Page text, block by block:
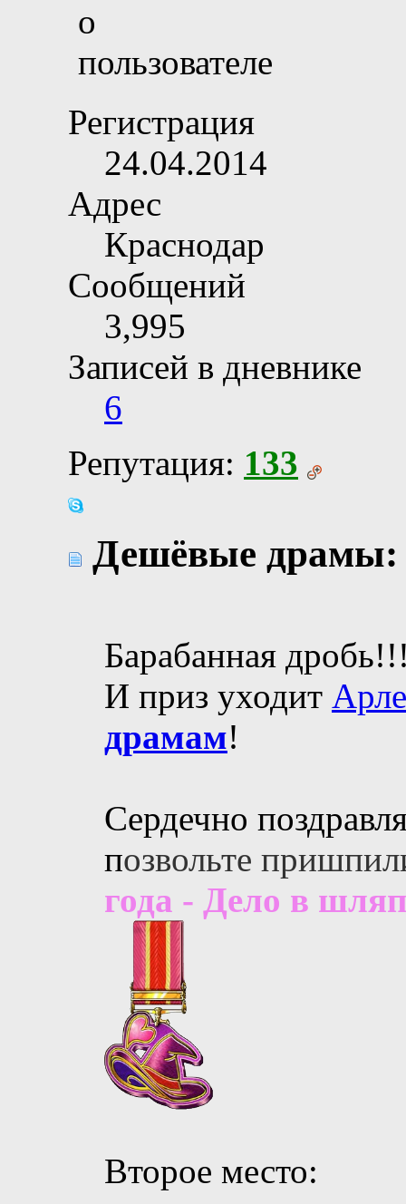
Регистрация
24.04.2014
Адрес
Краснодар
Сообщений
3,995
Записей в дневнике
6
Репутация: 133
Дешёвые
Барабанная
И приз уходит
драмам!
Сердечно
позвольте
года - Дело в
Второе место: